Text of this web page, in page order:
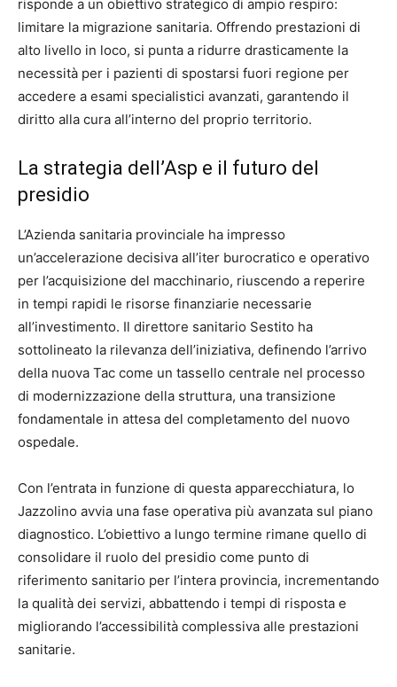
risponde a un obiettivo strategico di ampio respiro:
limitare la migrazione sanitaria. Offrendo prestazioni di
alto livello in loco, si punta a ridurre drasticamente la
necessità per i pazienti di spostarsi fuori regione per
accedere a esami specialistici avanzati, garantendo il
diritto alla cura all’interno del proprio territorio.
La strategia dell’Asp e il futuro del
presidio
L’Azienda sanitaria provinciale ha impresso
un’accelerazione decisiva all’iter burocratico e operativo
per l’acquisizione del macchinario, riuscendo a reperire
in tempi rapidi le risorse finanziarie necessarie
all’investimento. Il direttore sanitario Sestito ha
sottolineato la rilevanza dell’iniziativa, definendo l’arrivo
della nuova Tac come un tassello centrale nel processo
di modernizzazione della struttura, una transizione
fondamentale in attesa del completamento del nuovo
ospedale.
Con l’entrata in funzione di questa apparecchiatura, lo
Jazzolino avvia una fase operativa più avanzata sul piano
diagnostico. L’obiettivo a lungo termine rimane quello di
consolidare il ruolo del presidio come punto di
riferimento sanitario per l’intera provincia, incrementando
la qualità dei servizi, abbattendo i tempi di risposta e
migliorando l’accessibilità complessiva alle prestazioni
sanitarie.